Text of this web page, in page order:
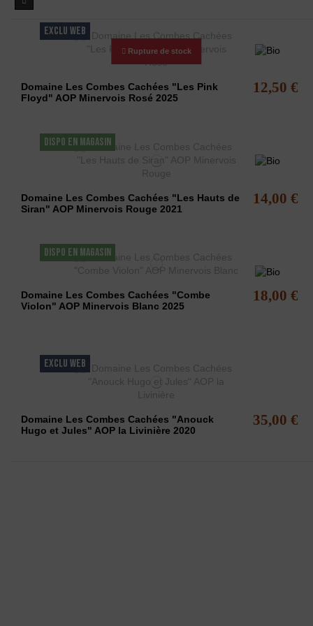
EXCLU WEB
Rupture de stock
Domaine Les Combes Cachées "Les Pink
Floyd" AOP Minervois Rosé 2025
12,50 €
DISPO EN MAGASIN
Domaine Les Combes Cachées "Les Hauts de
Siran" AOP Minervois Rouge 2021
14,00 €
DISPO EN MAGASIN
Domaine Les Combes Cachées "Combe
Violon" AOP Minervois Blanc 2025
18,00 €
EXCLU WEB
Domaine Les Combes Cachées "Anouck
Hugo et Jules" AOP la Livinière 2020
35,00 €